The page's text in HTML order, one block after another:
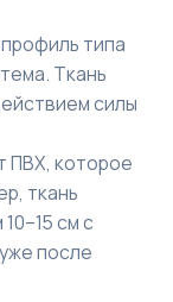
типа
Ткань
силы
ПВХ, которое
ткань
см с
после